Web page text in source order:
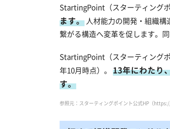
StartingPoint（スターティングポ
ます。 人材能力の開発・組織
繋がる構造へ変革を促します。
StartingPoint（スターティング
年10月時点）。
13年にわたり
す。
参照元：スターティングポイント公式HP（